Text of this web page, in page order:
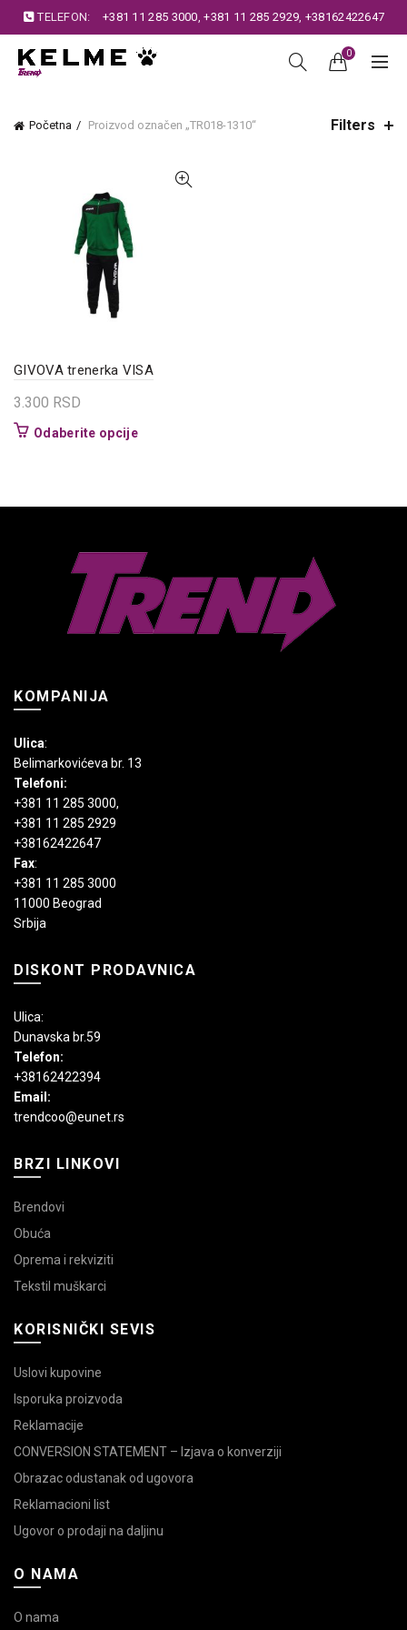
TELEFON: +381 11 285 3000,+381 11 285 2929, +38162422647
0
Početna Proizvod označen „TR018-1310“ Filters
GIVOVA trenerka VISA
3.300 RSD
Odaberite opcijeOvaj
varijanti.
mogu
biti
izabrane
na
stranici
KOMPANIJA
Ulica:
Belimarkovićeva br. 13
Telefoni:
+381 11 285 3000,
+381 11 285 2929
+38162422647
Fax:
+381 11 285 3000
11000 Beograd
Srbija
DISKONT PRODAVNICA
Ulica:
Dunavska br.59
Telefon:
+38162422394
Email:
trendcoo@eunet.rs
BRZI LINKOVI
Brendovi
Obuća
Oprema i rekviziti
Tekstil muškarci
KORISNIČKI SEVIS
Uslovi kupovine
Isporuka proizvoda
Reklamacije
CONVERSION STATEMENT – Izjava o konverziji
Obrazac odustanak od ugovora
Reklamacioni list
Ugovor o prodaji na daljinu
O NAMA
O nama